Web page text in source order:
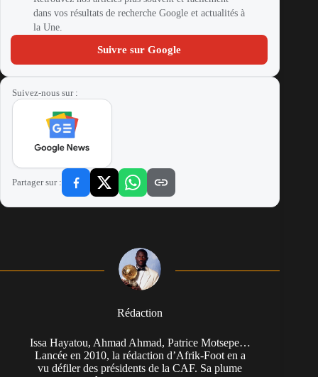
dans vos résultats de recherche Google et actualités à
la Une.
Suivre sur Google
Suivez-nous sur :
Partager sur :
Rédaction
Issa Hayatou, Ahmad Ahmad, Patrice Motsepe…
Lancée en 2010, la rédaction d’Afrik-Foot en a
vu défiler des présidents de la CAF. Sa plume